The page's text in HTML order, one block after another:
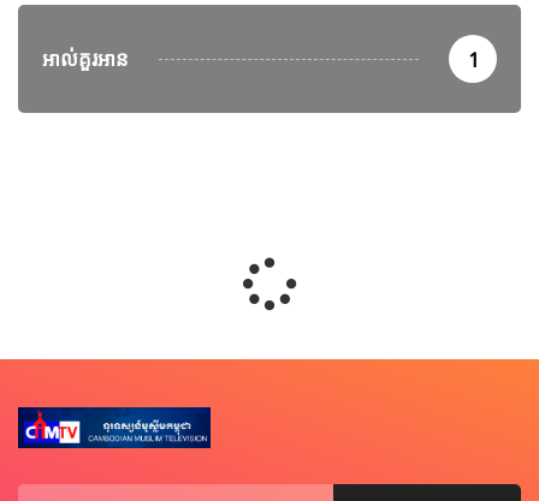
អាល់គួរអាន 1